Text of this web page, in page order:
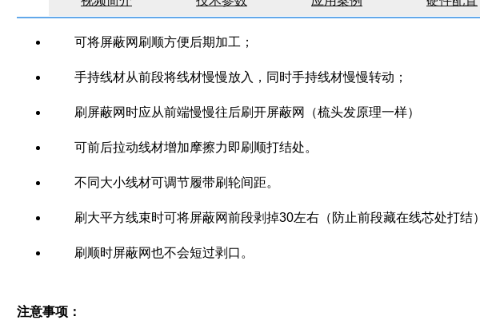
可将屏蔽网刷顺方便后期加工；
手持线材从前段将线材慢慢放入，同时手持线材慢慢转动；
刷屏蔽网时应从前端慢慢往后刷开屏蔽网（梳头发原理一样）
可前后拉动线材增加摩擦力即刷顺打结处。
不同大小线材可调节履带刷轮间距。
刷大平方线束时可将屏蔽网前段剥掉30左右（防止前段藏在线芯处打结）
刷顺时屏蔽网也不会短过剥口。
注意事项：